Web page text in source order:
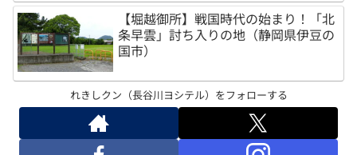
【堀越御所】戦国時代の始まり！「北
条早雲」討ち入りの地（静岡県伊豆の
国市）
れきしクン（長谷川ヨシテル）をフォローする